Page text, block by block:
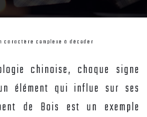
caractère complexe à décoder
chinoise, chaque signe
élément qui influe sur ses
de Bois est un exemple